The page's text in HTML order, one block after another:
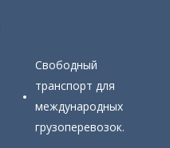
Свободный
транспорт для
международных
грузоперевозок.